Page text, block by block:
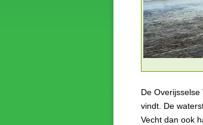
De
vindt. De
Vecht dan ook